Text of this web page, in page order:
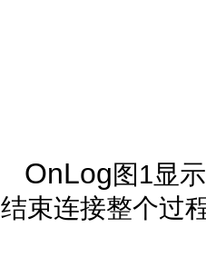
OnLog图1显
结束连接整个过